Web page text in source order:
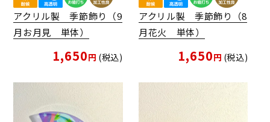
アクリル製 季節飾り（9
月お月見 単体）
1,650 税込
アクリル製 季節飾り（8
月花火 単体）
1,650 税込